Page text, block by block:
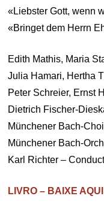
«Liebster Gott, wenn
«Bringet dem Herrn
Edith Mathis, Maria
Julia Hamari, Hertha
Peter Schreier, Ernst
Dietrich Fischer-
Münchener Bach-
Münchener Bach-
Karl Richter –
LIVRO – BAIXE